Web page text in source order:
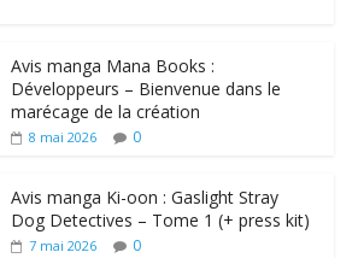
Avis manga Mana Books :
Développeurs – Bienvenue dans le
marécage de la création
8 mai 2026 0
Avis manga Ki-oon : Gaslight Stray
Dog Detectives – Tome 1 (+ press kit)
7 mai 2026 0